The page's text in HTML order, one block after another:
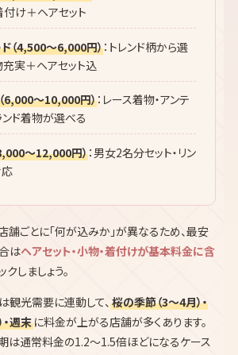
け＋ヘアセット
（4,500〜6,000円）：トレンド柄から選
実＋ヘアセット込
6,000〜10,000円）：レース着物・アンテ
ンド着物が選べる
〜12,000円）：男女2名分セット・リン
舗ごとに「何が込みか」が異なるため、最安
はヘアセット・小物・着付けが基本料金に含
しましょう。
観光需要に連動して、桜の季節（3〜4月）・
週末に料金が上がる店舗が多くあります。
は通常料金の1.2〜1.5倍ほどになるケース